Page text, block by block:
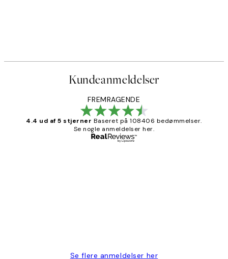
Kundeanmeldelser
FREMRAGENDE
4.4 ud af 5 stjerner Baseret på 108406 bedømmelser.
Se nogle anmeldelser her.
Se flere anmeldelser her